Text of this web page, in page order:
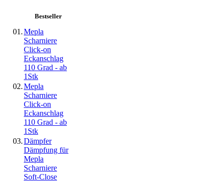
Bestseller
01.Mepla
Scharniere
Click-on
Eckanschlag
110 Grad - ab
1Stk
02.Mepla
Scharniere
Click-on
Eckanschlag
110 Grad - ab
1Stk
03.Dämpfer
Dämpfung für
Mepla
Scharniere
Soft-Close